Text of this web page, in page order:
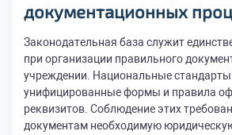
документационных
Законодательная база служит
при организации правильного
учреждении. Национальные
унифицированные формы и правила
реквизитов. Соблюдение этих
документам необходимую